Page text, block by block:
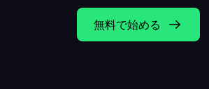
無料で始める